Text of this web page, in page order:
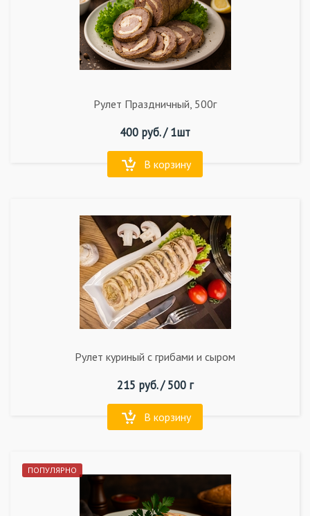
Рулет Праздничный, 500г
400 руб. /1шт
В корзину
Рулет куриный с грибами и сыром
215 руб. /500 г
В корзину
ПОПУЛЯРНО